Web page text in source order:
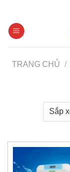
content
TRANG CHỦ /